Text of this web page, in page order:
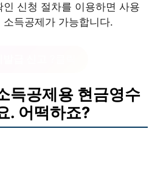
신청 절차를 이용하면 사용
득공제가 가능합니다.
득공제용 현금영수
. 어떡하죠?